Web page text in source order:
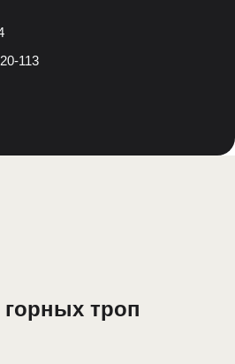
113
троп